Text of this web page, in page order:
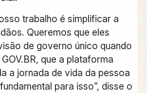
trabalho é simplificar a
Queremos que eles
de governo único quando
que a plataforma
a jornada de vida da pessoa
para isso”, disse o